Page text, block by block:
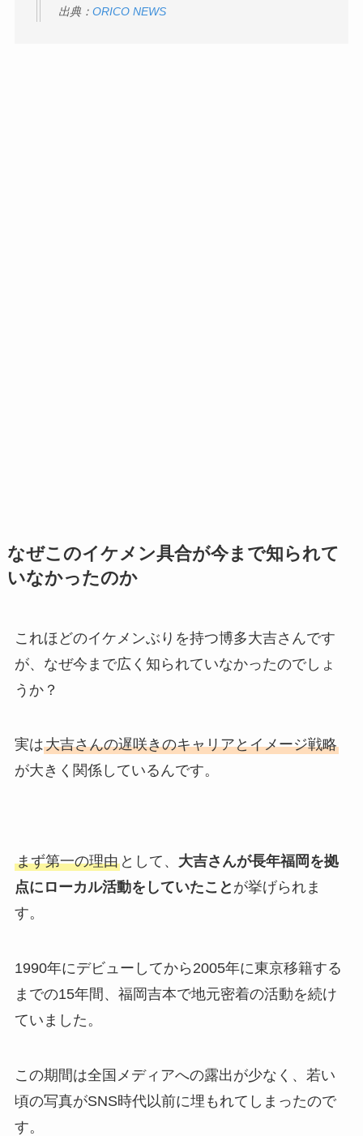
出典： ORICO NEWS
なぜこのイケメン具合が今まで知られて
いなかったのか
これほどのイケメンぶりを持つ博多大吉さんです
が、なぜ今まで広く知られていなかったのでしょ
うか？
実は大吉さんの遅咲きのキャリアとイメージ戦略
が大きく関係しているんです。
まず第一の理由として、 大吉さんが長年福岡を拠
点にローカル活動をしていたこと が挙げられま
す。
1990年にデビューしてから2005年に東京移籍する
までの15年間、福岡吉本で地元密着の活動を続け
ていました。
この期間は全国メディアへの露出が少なく、若い
頃の写真がSNS時代以前に埋もれてしまったので
す。